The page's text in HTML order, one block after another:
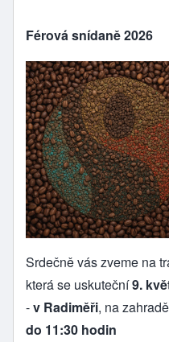
Férová snídaně 2026
Srdečně vás zveme na
která se uskuteční9.
-v Radiměři, na
do 11:30 hodin